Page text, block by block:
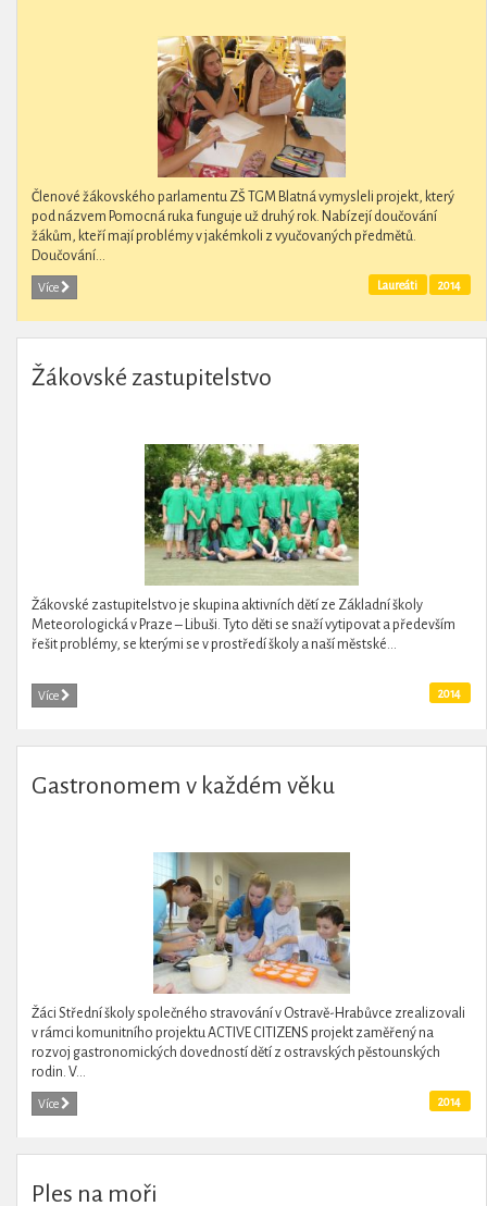
Členové žákovského parlamentu ZŠ TGM Blatná vymysleli projekt, který
pod názvem Pomocná ruka funguje už druhý rok. Nabízejí doučování
žákům, kteří mají problémy v jakémkoli z vyučovaných předmětů.
Doučování...
Více 2014
Laureáti
Žákovské zastupitelstvo
Žákovské zastupitelstvo je skupina aktivních dětí ze Základní školy
Meteorologická v Praze – Libuši. Tyto děti se snaží vytipovat a především
řešit problémy, se kterými se v prostředí školy a naší městské...
Více 2014
Gastronomem v každém věku
Žáci Střední školy společného stravování v Ostravě-Hrabůvce zrealizovali
v rámci komunitního projektu ACTIVE CITIZENS projekt zaměřený na
rozvoj gastronomických dovedností dětí z ostravských pěstounských
rodin. V...
Více 2014
Ples na moři